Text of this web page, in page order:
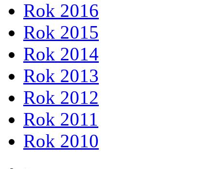
Rok 2016
Rok 2015
Rok 2014
Rok 2013
Rok 2012
Rok 2011
Rok 2010